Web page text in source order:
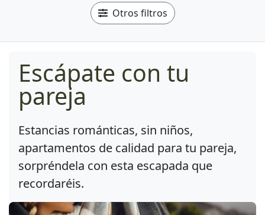
Otros filtros
Escápate con tu
pareja
Estancias románticas, sin niños,
apartamentos de calidad para tu pareja,
sorpréndela con esta escapada que
recordaréis.